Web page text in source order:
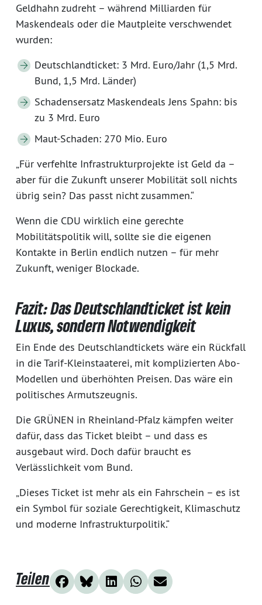
Geldhahn zudreht – während Milliarden für
Maskendeals oder die Mautpleite verschwendet
wurden:
Deutschlandticket: 3 Mrd. Euro/Jahr (1,5 Mrd.
Bund, 1,5 Mrd. Länder)
Schadensersatz Maskendeals Jens Spahn: bis
zu 3 Mrd. Euro
Maut-Schaden: 270 Mio. Euro
„Für verfehlte Infrastrukturprojekte ist Geld da –
aber für die Zukunft unserer Mobilität soll nichts
übrig sein? Das passt nicht zusammen.“
Wenn die CDU wirklich eine gerechte
Mobilitätspolitik will, sollte sie die eigenen
Kontakte in Berlin endlich nutzen – für mehr
Zukunft, weniger Blockade.
Fazit: Das Deutschlandticket ist kein
Luxus, sondern Notwendigkeit
Ein Ende des Deutschlandtickets wäre ein Rückfall
in die Tarif-Kleinstaaterei, mit komplizierten Abo-
Modellen und überhöhten Preisen. Das wäre ein
politisches Armutszeugnis.
Die GRÜNEN in Rheinland-Pfalz kämpfen weiter
dafür, dass das Ticket bleibt – und dass es
ausgebaut wird. Doch dafür braucht es
Verlässlichkeit vom Bund.
„Dieses Ticket ist mehr als ein Fahrschein – es ist
ein Symbol für soziale Gerechtigkeit, Klimaschutz
und moderne Infrastrukturpolitik.“
Teilen